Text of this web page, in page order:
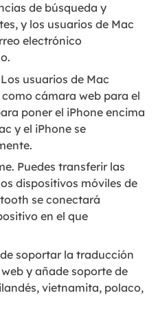
de búsqueda y
y los usuarios de Mac
electrónico
usuarios de Mac
cámara web para el
poner el iPhone encima
y el iPhone se
Puedes transferir las
dispositivos móviles de
se conectará
en el que
soportar la traducción
y añade soporte de
vietnamita, polaco,